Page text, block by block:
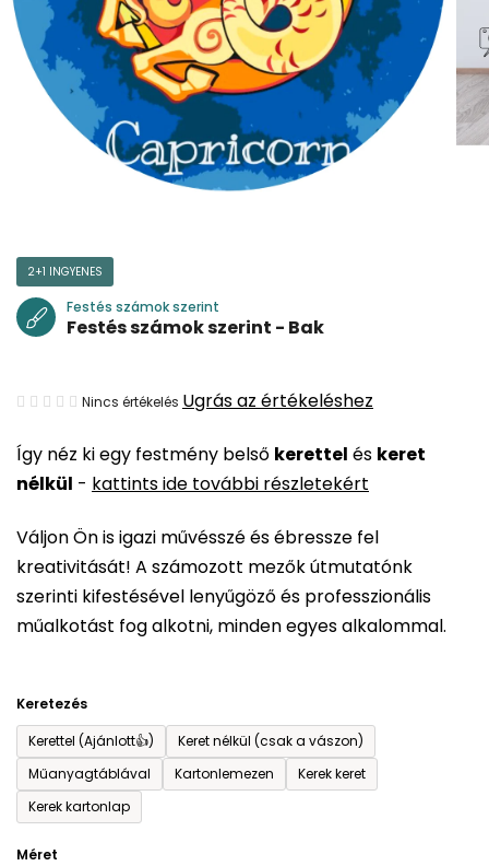
Így néz ki egy festmény belső kerettel és keret
nélkül - kattints ide további részletekért
Váljon Ön is igazi művésszé és ébressze fel
kreativitását! A számozott mezők útmutatónk
szerinti kifestésével lenyűgöző és professzionális
műalkotást fog alkotni, minden egyes alkalommal.
Keretezés
Kerettel (Ajánlott👍)
Keret nélkül (csak a vászon)
Műanyagtáblával
Kartonlemezen
Kerek keret
Kerek kartonlap
Méret
2+1 INGYENES
Festés számok szerint
Festés számok szerint - Bak
A
átlagos
értékelése
ből
0,0
csillag.
Nincs értékelés Ugrás az értékeléshez